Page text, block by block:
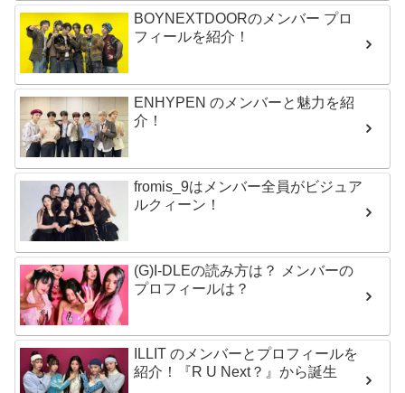
BOYNEXTDOORのメンバー プロ
フィールを紹介！
ENHYPEN のメンバーと魅力を紹
介！
fromis_9はメンバー全員がビジュア
ルクィーン！
(G)I-DLEの読み方は？ メンバーの
プロフィールは？
ILLIT のメンバーとプロフィールを
紹介！『R U Next？』から誕生